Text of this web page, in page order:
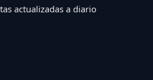
actualizadas a diario